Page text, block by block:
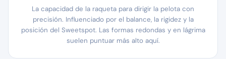
La capacidad de la raqueta para dirigir la pelota con
precisión. Influenciado por el balance, la rigidez y la
posición del Sweetspot. Las formas redondas y en lágrima
suelen puntuar más alto aquí.